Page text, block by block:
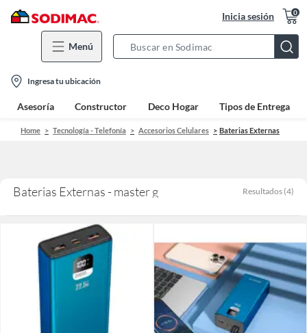
Inicia sesión 0
Menú
Bar
location-
icon
Ingresa tu ubicación
Asesoría Constructor Deco Hogar Tipos de Entrega
Home Tecnología - Telefonía Accesorios Celulares Baterias Externas
Baterias Externas - master g Resultados (4)